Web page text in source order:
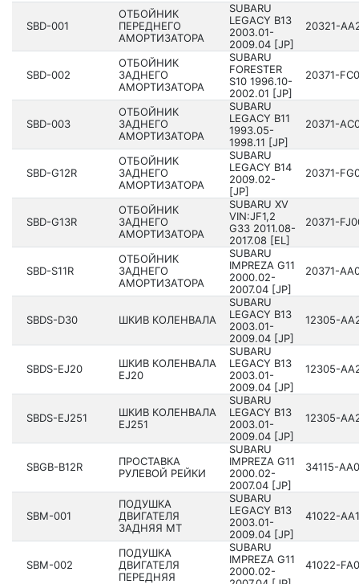
SBD-001
ОТБОЙНИК
ПЕРЕДНЕГО
АМОРТИЗАТОРА
SUBARU
LEGACY B13
200­3.01-
2009.04 [JP]
20321­-
SBD-002
ОТБОЙНИК
ЗАДНЕГО
АМОРТИЗАТОРА
SUBARU
FORESTER
S10 199­6.10-
2002.01 [JP]
20371­-
SBD-003
ОТБОЙНИК
ЗАДНЕГО
АМОРТИЗАТОРА
SUBARU
LEGACY B11
199­3.05-
1998.11 [JP]
20371­-
SBD-G12R
ОТБОЙНИК
ЗАДНЕГО
АМОРТИЗАТОРА
SUBARU
LEGACY B14
200­9.02-
[JP]
20371­-
SBD-G13R
ОТБОЙНИК
ЗАДНЕГО
АМОРТИЗАТОРА
SUBARU XV
VIN:JF1,2
G33 201­1.08-
2017.08 [EL]
20371­-
SBD-S11R
ОТБОЙНИК
ЗАДНЕГО
АМОРТИЗАТОРА
SUBARU
IMPREZA G11
200­0.02-
2007.04 [JP]
20371­-
SBDS-D30 ШКИВ КОЛЕНВАЛА
SUBARU
LEGACY B13
200­3.01-
2009.04 [JP]
12305­-
SBDS-EJ20
ШКИВ КОЛЕНВАЛА
EJ20
SUBARU
LEGACY B13
200­3.01-
2009.04 [JP]
12305­-
SBDS-EJ251
ШКИВ КОЛЕНВАЛА
EJ251
SUBARU
LEGACY B13
200­3.01-
2009.04 [JP]
12305­-
SBGB-B12R
ПРОСТАВКА
РУЛЕВОЙ РЕЙКИ
SUBARU
IMPREZA G11
200­0.02-
2007.04 [JP]
34115­-
SBM-001
ПОДУШКА
ДВИГАТЕЛЯ
ЗАДНЯЯ MT
SUBARU
LEGACY B13
200­3.01-
2009.04 [JP]
41022­-
SBM-002
ПОДУШКА
ДВИГАТЕЛЯ
ПЕРЕДНЯЯ
SUBARU
IMPREZA G11
200­0.02-
41022­-